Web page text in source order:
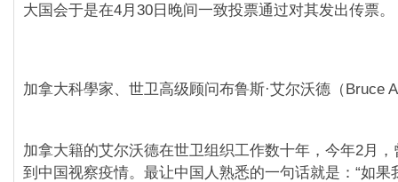
大国会于是在4月30日晚间一致投票通过对其发出传票。
加拿大科學家、世卫高级顾问布鲁斯·艾尔沃德（Bruce
加拿大籍的艾尔沃德在世卫组织工作数十年，今年2月
到中国视察疫情。最让中国人熟悉的一句话就是：“如果